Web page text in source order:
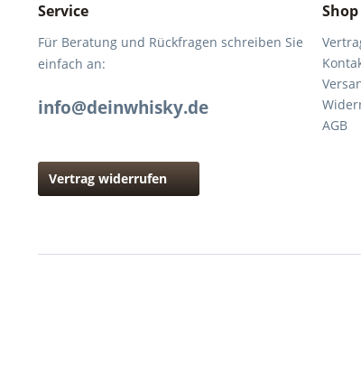
Service
Für Beratung und Rückfragen schreiben Sie
einfach an:
info@deinwhisky.de
Vertrag widerrufen
AGB